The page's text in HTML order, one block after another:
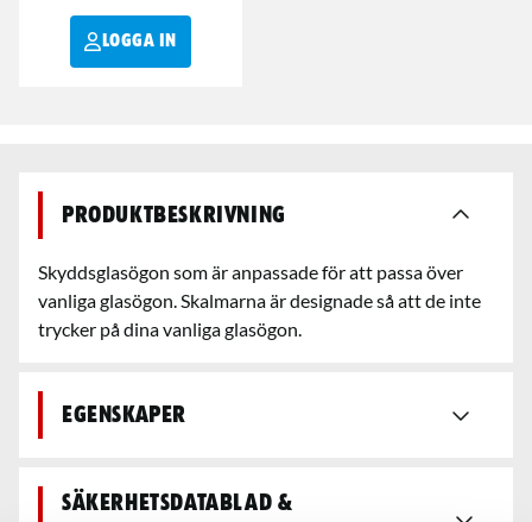
LOGGA IN
Produktbeskrivning
Skyddsglasögon som är anpassade för att passa över
vanliga glasögon. Skalmarna är designade så att de inte
trycker på dina vanliga glasögon.
Egenskaper
Säkerhetsdatablad &